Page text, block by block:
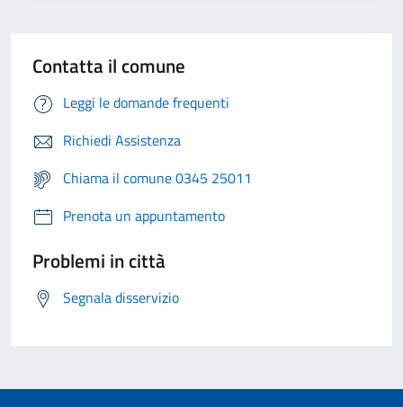
Contatta il comune
Leggi le domande frequenti
Richiedi Assistenza
Chiama il comune 0345 25011
Prenota un appuntamento
Problemi in città
Segnala disservizio